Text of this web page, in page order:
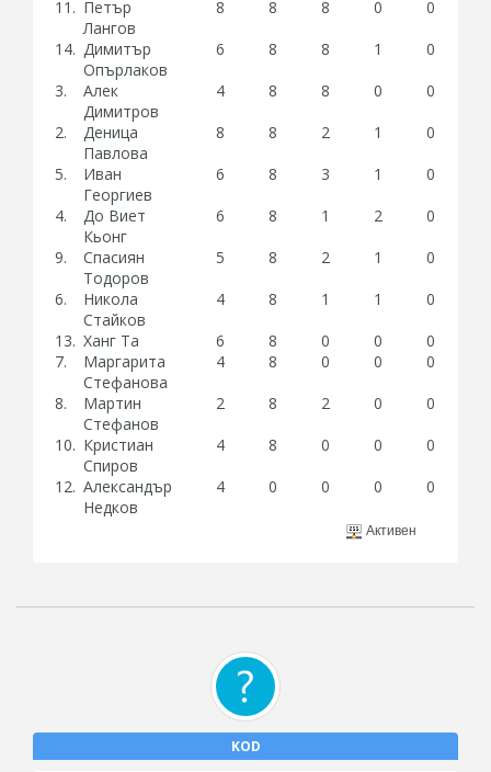
11. Петър
Лангов
8 8 8 0 0
14. Димитър
Опърлаков
6 8 8 1 0
3.
Алек
Димитров
4 8 8 0 0
2.
Деница
Павлова
8 8 2 1 0
5.
Иван
Георгиев
6 8 3 1 0
4.
До Виет
Кьонг
6 8 1 2 0
9.
Спасиян
Тодоров
5 8 2 1 0
6.
Никола
Стайков
4 8 1 1 0
13. Ханг Та 6 8 0 0 0
7.
Маргарита
Стефанова
4 8 0 0 0
8.
Мартин
Стефанов
2 8 2 0 0
10. Кристиан
Спиров
4 8 0 0 0
12. Александър
Недков
4 0 0 0 0
Активен
KOD